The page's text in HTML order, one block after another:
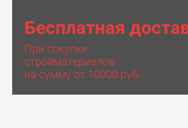
Бесплатная
При покупке
стройматериалов
на сумму от 10000 руб.